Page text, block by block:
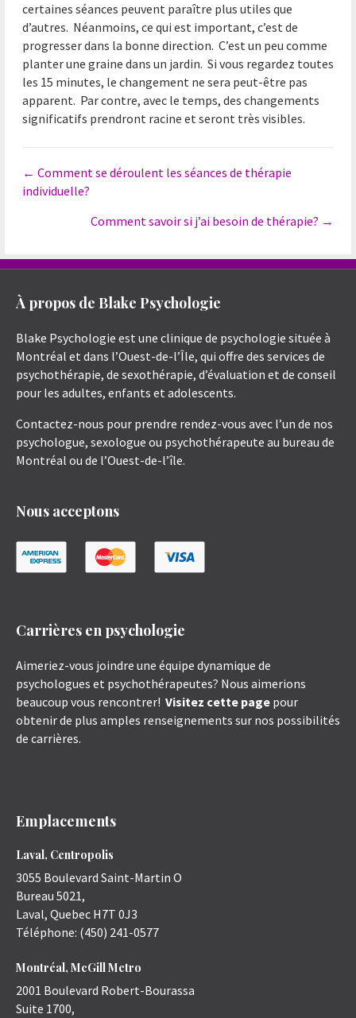
certaines séances peuvent paraître plus utiles que
d’autres. Néanmoins, ce qui est important, c’est de
progresser dans la bonne direction. C’est un peu comme
planter une graine dans un jardin. Si vous regardez toutes
les 15 minutes, le changement ne sera peut-être pas
apparent. Par contre, avec le temps, des changements
significatifs prendront racine et seront très visibles.
Posts
navigation
← Comment se déroulent les séances de thérapie
individuelle?
Comment savoir si j’ai besoin de thérapie? →
À propos de Blake Psychologie
Blake Psychologie est une clinique de psychologie située à
Montréal et dans l’Ouest-de-l’Île, qui offre des services de
psychothérapie, de sexothérapie, d’évaluation et de conseil
pour les adultes, enfants et adolescents.
Contactez-nous pour prendre rendez-vous avec l’un de nos
psychologue, sexologue ou psychothérapeute au bureau de
Montréal ou de l’Ouest-de-l’île.
Nous acceptons
Carrières en psychologie
Aimeriez-vous joindre une équipe dynamique de
psychologues et psychothérapeutes? Nous aimerions
beaucoup vous rencontrer! Visitez cette page pour
obtenir de plus amples renseignements sur nos possibilités
de carrières.
Emplacements
Laval, Centropolis
3055 Boulevard Saint-Martin O
Bureau 5021,
Laval, Quebec H7T 0J3
Téléphone: (450) 241-0577
Montréal, McGill Metro
2001 Boulevard Robert-Bourassa
Suite 1700,